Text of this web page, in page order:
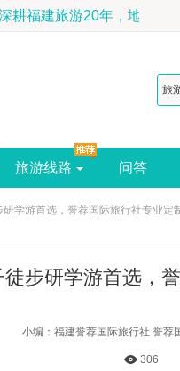
际旅行社官网，深耕福建
旅
旅游线路 问答
学游首选，誉荐国际旅行社专业定
步研学游首选，
小编：福建誉荐国际旅行社 誉荐
306